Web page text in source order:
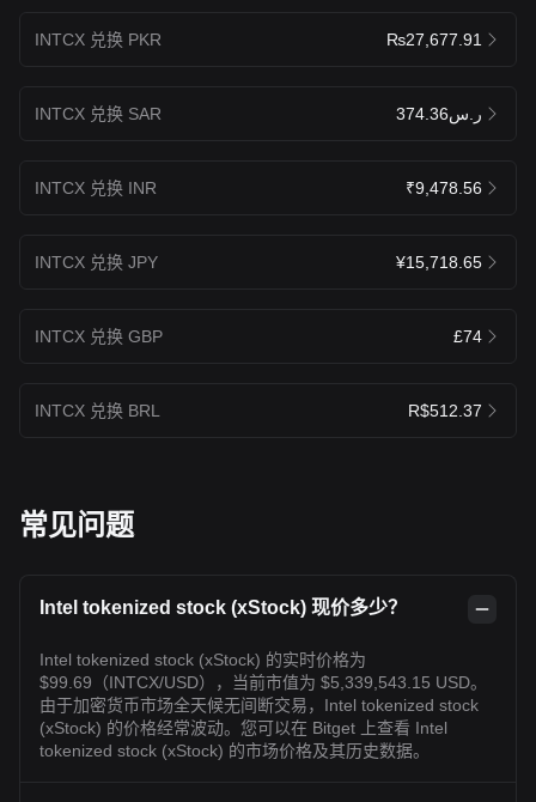
INTCX 兑换 PKR ₨27,677.91
INTCX 兑换 SAR ر.س374.36
INTCX 兑换 INR ₹9,478.56
INTCX 兑换 JPY ¥15,718.65
INTCX 兑换 GBP £74
INTCX 兑换 BRL R$512.37
常见问题
Intel tokenized stock (xStock) 现价多少？
Intel tokenized stock (xStock) 的实时价格为
$99.69（INTCX/USD），当前市值为 $5,339,543.15 USD。
由于加密货币市场全天候无间断交易，Intel tokenized stock
(xStock) 的价格经常波动。您可以在 Bitget 上查看 Intel
tokenized stock (xStock) 的市场价格及其历史数据。